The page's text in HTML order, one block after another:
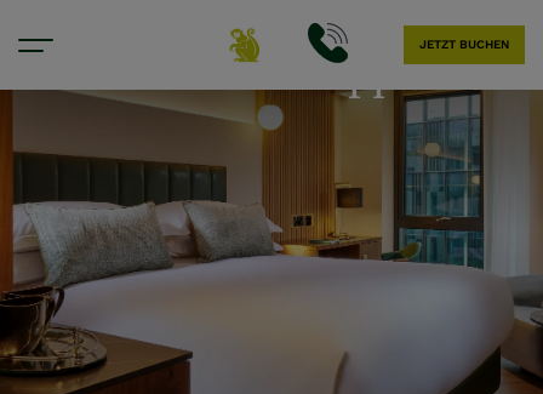
JETZT BUCHEN
Standard-Doppel